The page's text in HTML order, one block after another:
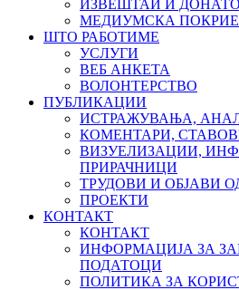
ИЗВЕШТАИ И
МЕДИУМСКА
ШТО РАБОТИМЕ
УСЛУГИ
ВЕБ АНКЕТА
ВОЛОНТЕРСТВО
ПУБЛИКАЦИИ
ИСТРАЖУВАЊА,
КОМЕНТАРИ,
ВИЗУЕЛИЗАЦИИ,
ПРИРАЧНИЦИ
ТРУДОВИ И ОБЈАВИ
ПРОЕКТИ
КОНТАКТ
КОНТАКТ
ИНФОРМАЦИЈА ЗА
ПОДАТОЦИ
ПОЛИТИКА ЗА